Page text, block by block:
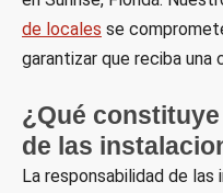
de locales se
garantizar que reciba una
¿Qué
de las
La responsabilidad de las